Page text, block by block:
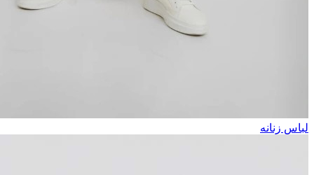
لباس زنانه